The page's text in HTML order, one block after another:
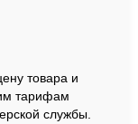
товара и
тарифам
службы.